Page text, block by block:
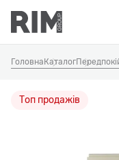
Головна Каталог
Топ продажів